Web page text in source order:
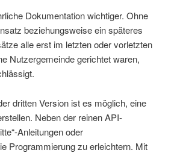
Dokumentation wichtiger. Ohne
beziehungsweise ein späteres
alle erst im letzten oder vorletzten
Nutzergemeinde gerichtet waren,
dritten Version ist es möglich, eine
Neben der reinen API-
Anleitungen oder
Programmierung zu erleichtern. Mit